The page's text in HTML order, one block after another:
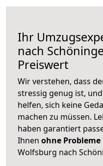
Ihr
nach
Preiswert
Wir verstehen, dass
stressig genug ist,
helfen, sich keine
machen zu müssen.
haben garantiert
Ihnen ohne Probleme
Wolfsburg nach